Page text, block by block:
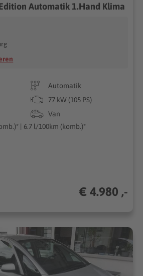
Automatik 1.Hand Klima
Automatik
77 kW (105 PS)
Van
| 6.7 l/100km (komb.)*
€ 4.980 ,-